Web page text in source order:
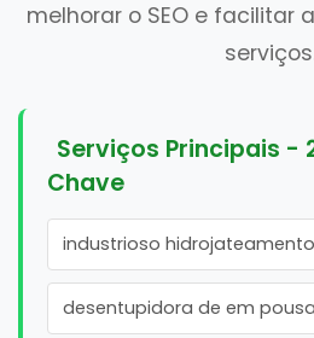
melhorar o SEO e facilitar
Serviços Principais -
Chave
industrioso hidrojateamento
desentupidora de em